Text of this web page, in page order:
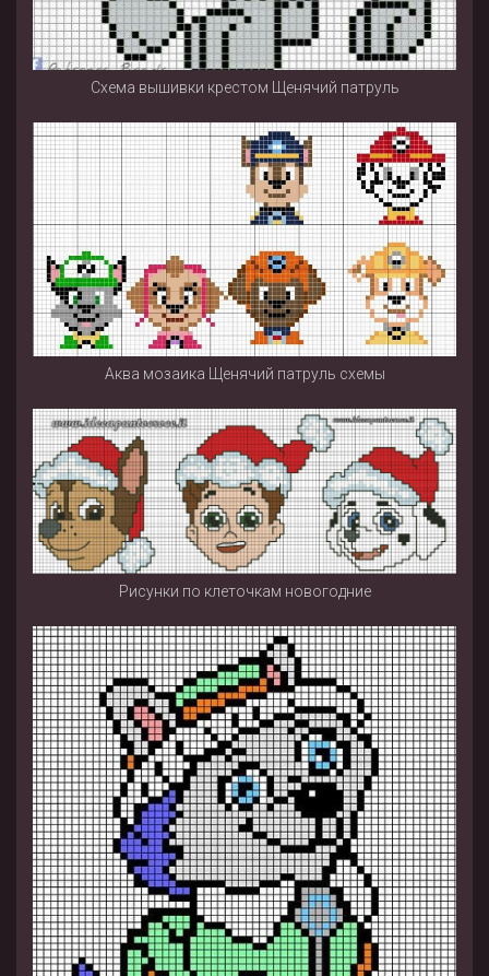
Схема вышивки крестом Щенячий патруль
Аква мозаика Щенячий патруль схемы
Рисунки по клеточкам новогодние